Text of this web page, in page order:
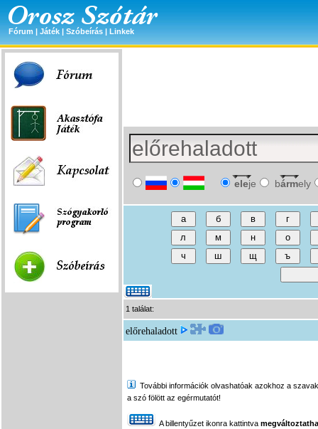
Fórum | Játék | Szóbeírás | Linkek
eleje bármely
1 találat:
előrehaladott
További információk olvashatóak azokhoz a
a szó fölött az egérmutatót!
A billentyűzet ikonra kattintva